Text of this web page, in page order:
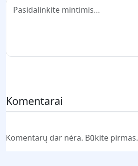
Komentarai
Komentarų dar nėra. Būkite pirmas.